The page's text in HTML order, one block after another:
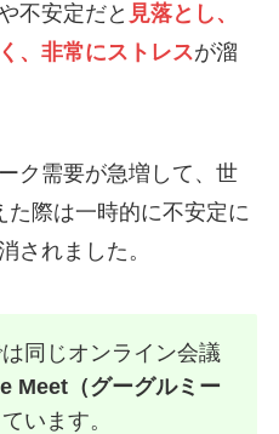
不安定だと 見落とし、
、非常にストレスが溜
ク需要が急増して、世
際は一時的に不安定に
されました。
同じオンライン会議
Meet（グーグルミー
ています。